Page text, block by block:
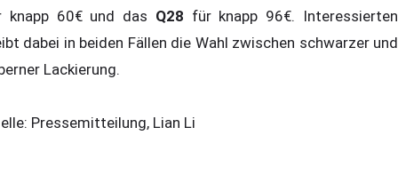
knapp 60€ und das Q28 für knapp 96€. Interessierten
dabei in beiden Fällen die Wahl zwischen schwarzer und
Lackierung.
Pressemitteilung, Lian Li